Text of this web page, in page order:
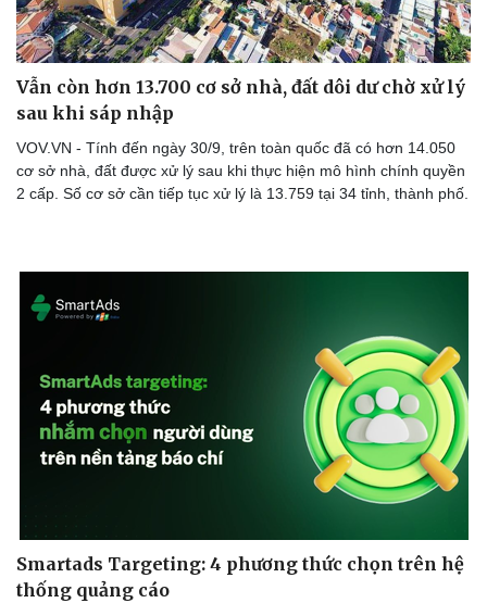
Vẫn còn hơn 13.700 cơ sở nhà, đất dôi dư chờ xử lý
sau khi sáp nhập
VOV.VN - Tính đến ngày 30/9, trên toàn quốc đã có hơn 14.050
cơ sở nhà, đất được xử lý sau khi thực hiện mô hình chính quyền
2 cấp. Số cơ sở cần tiếp tục xử lý là 13.759 tại 34 tỉnh, thành phố.
Smartads Targeting: 4 phương thức chọn trên hệ
thống quảng cáo